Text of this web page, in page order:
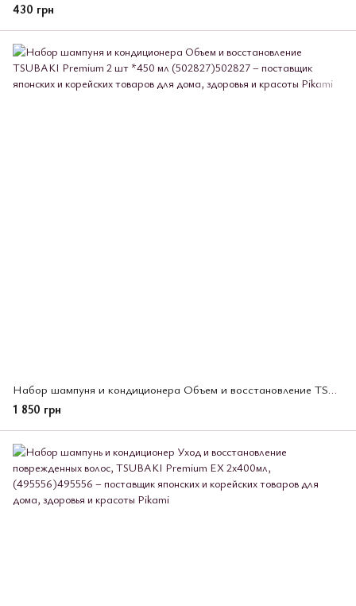
430 грн
Набор шампуня и кондиционера Объем и восстановление TSUBAKI Premium 2 шт *450 мл (502827)
1 850 грн